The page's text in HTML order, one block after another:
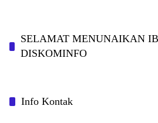
SELAMAT MENUNAIKAN
DISKOMINFO
Info Kontak